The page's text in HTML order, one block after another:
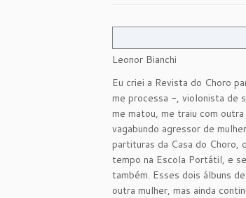
Leonor Bianchi
Eu criei a Revista do Choro
me processa -, violonista de
me matou, me traiu com
vagabundo agressor de
partituras da Casa do Choro,
tempo na Escola Portátil, e
também. Esses dois álbuns
outra mulher, mas ainda